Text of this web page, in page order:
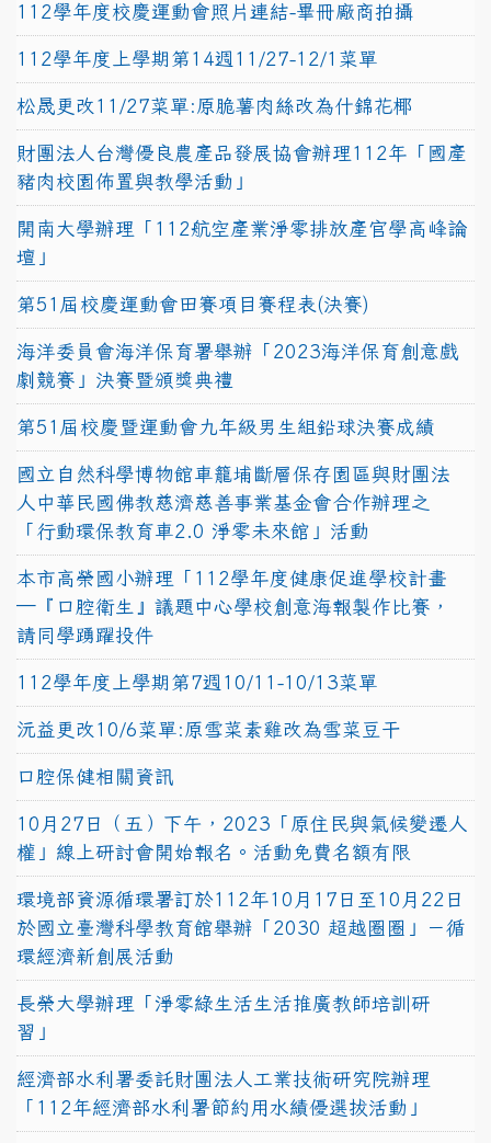
112學年度校慶運動會照片連結-畢冊廠商拍攝
112學年度上學期第14週11/27-12/1菜單
松晟更改11/27菜單:原脆薯肉絲改為什錦花椰
財團法人台灣優良農產品發展協會辦理112年「國產
豬肉校園佈置與教學活動」
開南大學辦理「112航空產業淨零排放產官學高峰論
壇」
第51屆校慶運動會田賽項目賽程表(決賽)
海洋委員會海洋保育署舉辦「2023海洋保育創意戲
劇競賽」決賽暨頒獎典禮
第51屆校慶暨運動會九年級男生組鉛球決賽成績
國立自然科學博物館車籠埔斷層保存園區與財團法
人中華民國佛教慈濟慈善事業基金會合作辦理之
「行動環保教育車2.0 淨零未來館」活動
本市高榮國小辦理「112學年度健康促進學校計畫
─『口腔衛生』議題中心學校創意海報製作比賽，
請同學踴躍投件
112學年度上學期第7週10/11-10/13菜單
沅益更改10/6菜單:原雪菜素雞改為雪菜豆干
口腔保健相關資訊
10月27日（五）下午，2023「原住民與氣候變遷人
權」線上研討會開始報名。活動免費名額有限
環境部資源循環署訂於112年10月17日至10月22日
於國立臺灣科學教育館舉辦「2030 超越圈圈」－循
環經濟新創展活動
長榮大學辦理「淨零綠生活生活推廣教師培訓研
習」
經濟部水利署委託財團法人工業技術研究院辦理
「112年經濟部水利署節約用水績優選拔活動」